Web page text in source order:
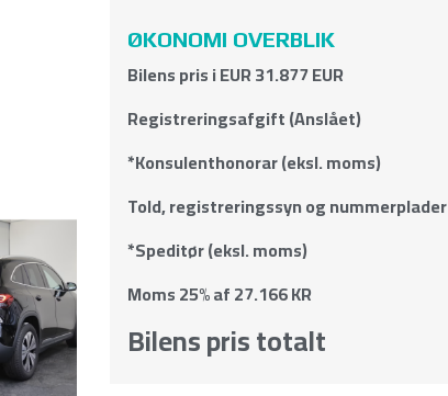
ØKONOMI OVERBLIK
Bilens pris i EUR 31.877 EUR
Registreringsafgift (Anslået)
*Konsulenthonorar (eksl. moms)
Told, registreringssyn og nummerplader
*Speditør (eksl. moms)
Moms 25% af 27.166 KR
Bilens pris totalt